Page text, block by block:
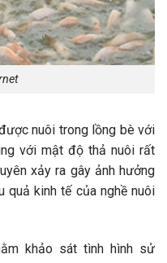
nuôi trong lồng bè với
với mật độ thả nuôi rất
xảy ra gây ảnh hưởng
quả kinh tế của nghề nuôi
khảo sát tình hình sử